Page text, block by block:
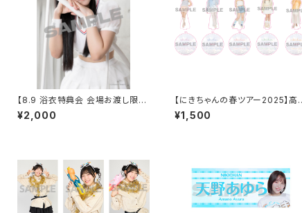
【8.9 浴衣特典会 会場お渡し限
定】高見汐珠 アザーカットポートレ
ート ※発送はいたしません
¥2,000
【にきちゃんの春ツアー2025】高
萩コーディネート アクリルスタンド
キーホルダー
¥1,500